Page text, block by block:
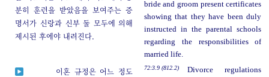
분히 훈련을 받았음을 보여주는 증
명서가 신랑과 신부 둘 모두에 의해
제시된 후에야 내려진다.
bride and groom present certificates
showing that they have been duly
instructed in the parental schools
regarding the responsibilities of
married life.
이혼 규정은 어느 정도
72:3.9 (812.2)
Divorce regulations